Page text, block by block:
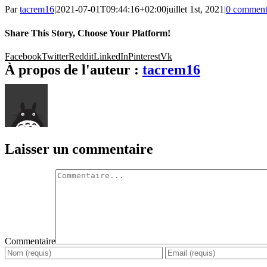
Partacrem16|2021-07-01T09:44:16+02:00juillet 1st, 2021|0
Share This Story, Choose Your Platform!
FacebookTwitterRedditLinkedInPinterestVk
À propos de l'auteur : tacrem16
Laisser un commentaire
Commentaire